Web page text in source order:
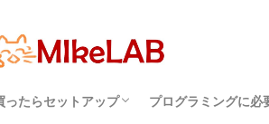
ったらセットアップ プログラミングに必
スペック
それとも Mac？
めのPC性能選び 境
めざせブラインドタ
インストール どれがいい